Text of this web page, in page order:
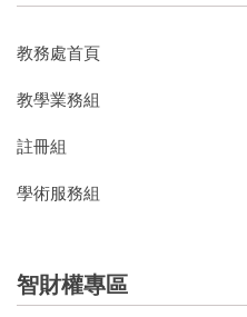
教務處首頁
教學業務組
註冊組
學術服務組
智財權專區